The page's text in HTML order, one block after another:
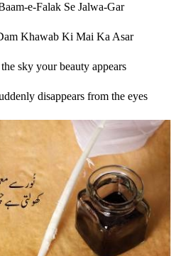
e-Falak Se Jalwa-Gar
Khawab Ki Mai Ka Asar
sky your beauty appears
disappears from the eyes